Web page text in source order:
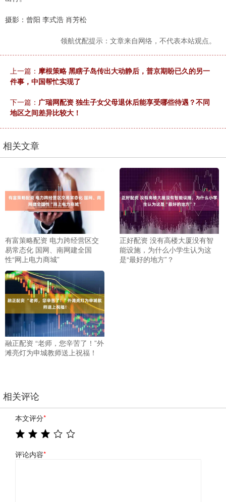
摄影：曾阳 李式浩 肖芳松
领航优配提示：文章来自网络，不代表本站观点。
上一篇： 摩根策略 黑瞎子岛传出大动静后，普京期盼已久的另一
件事，中国帮忙实现了
下一篇： 广瑞网配资 独生子女父母退休后能享受哪些待遇？不同
地区之间差异比较大！
相关文章
有富策略配资 电力跨经营区交
易常态化 国网、南网建全国
性“网上电力商城”
正好配资 没有高楼大厦没有智
能设施，为什么小学生认为这
是“最好的地方”？
融正配资 “老师，您辛苦了！”外
滩亮灯为申城教师送上祝福！
相关评论
本文评分*
评论内容*